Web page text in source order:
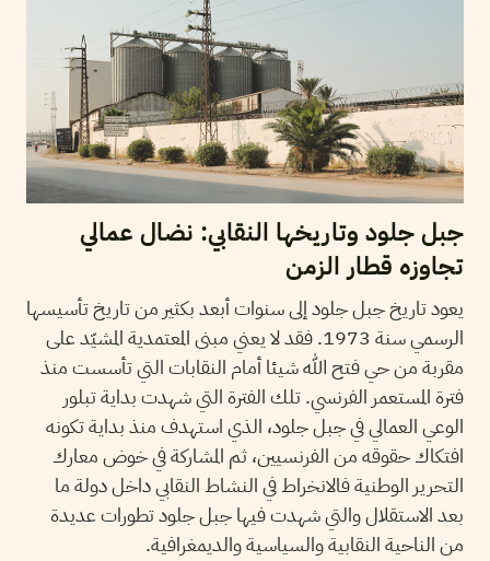
جبل جلود وتاريخها النقابي: نضال عمالي
تجاوزه قطار الزمن
يعود تاريخ جبل جلود إلى سنوات أبعد بكثير من تاريخ تأسيسها
الرسمي سنة 1973. فقد لا يعني مبنى المعتمدية المشيّد على
مقربة من حي فتح الله شيئا أمام النقابات التي تأسست منذ
فترة المستعمر الفرنسي. تلك الفترة التي شهدت بداية تبلور
الوعي العمالي في جبل جلود، الذي استهدف منذ بداية تكونه
افتكاك حقوقه من الفرنسيين، ثم المشاركة في خوض معارك
التحرير الوطنية فالانخراط في النشاط النقابي داخل دولة ما
بعد الاستقلال والتي شهدت فيها جبل جلود تطورات عديدة
من الناحية النقابية والسياسية والديمغرافية.